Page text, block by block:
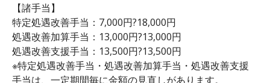
【諸手当】
特定処遇改善手当：7,000円?18,000円
処遇改善加算手当：13,000円?13,000円
処遇改善支援手当：13,500円?13,500円
※特定処遇改善手当・処遇改善加算手当・処遇改善支援
手当は、一定期間毎に金額の見直しがあります。